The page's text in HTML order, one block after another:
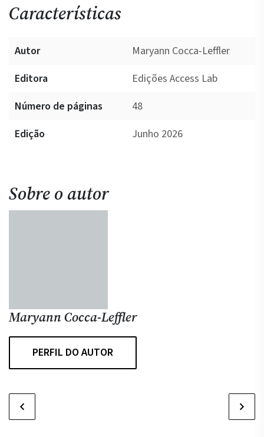
Características
Autor
Maryann Cocca-Leffler
Editora
Edições Access Lab
Número de páginas
48
Edição
Junho 2026
Sobre o autor
Maryann Cocca-Leffler
PERFIL DO AUTOR